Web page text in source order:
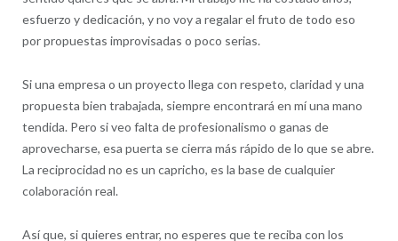
esfuerzo y dedicación, y no voy a regalar el fruto de todo eso
por propuestas improvisadas o poco serias.
Si una empresa o un proyecto llega con respeto, claridad y una
propuesta bien trabajada, siempre encontrará en mí una mano
tendida. Pero si veo falta de profesionalismo o ganas de
aprovecharse, esa puerta se cierra más rápido de lo que se abre.
La reciprocidad no es un capricho, es la base de cualquier
colaboración real.
Así que, si quieres entrar, no esperes que te reciba con los